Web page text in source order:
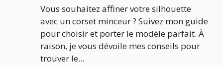
Vous souhaitez affiner votre silhouette
avec un corset minceur ? Suivez mon guide
pour choisir et porter le modèle parfait. À
raison, je vous dévoile mes conseils pour
trouver le...